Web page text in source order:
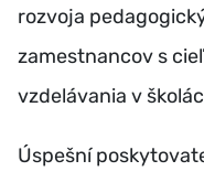
rozvoja
zamestnancov s
vzdelávania v
Úspešní